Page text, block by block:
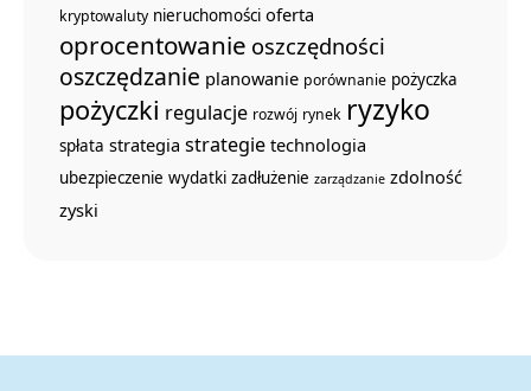
kryptowaluty nieruchomości oferta
oprocentowanie oszczędności
oszczędzanie planowanie porównanie pożyczka
pożyczki regulacje rozwój rynek ryzyko
spłata strategia strategie technologia
ubezpieczenie wydatki zadłużenie zarządzanie zdolność
zyski